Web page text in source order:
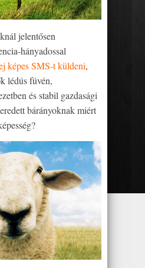
jelentősen
hányadossal
képes SMS-t küldeni,
lédús füvén,
és stabil gazdasági
bárányoknak miért